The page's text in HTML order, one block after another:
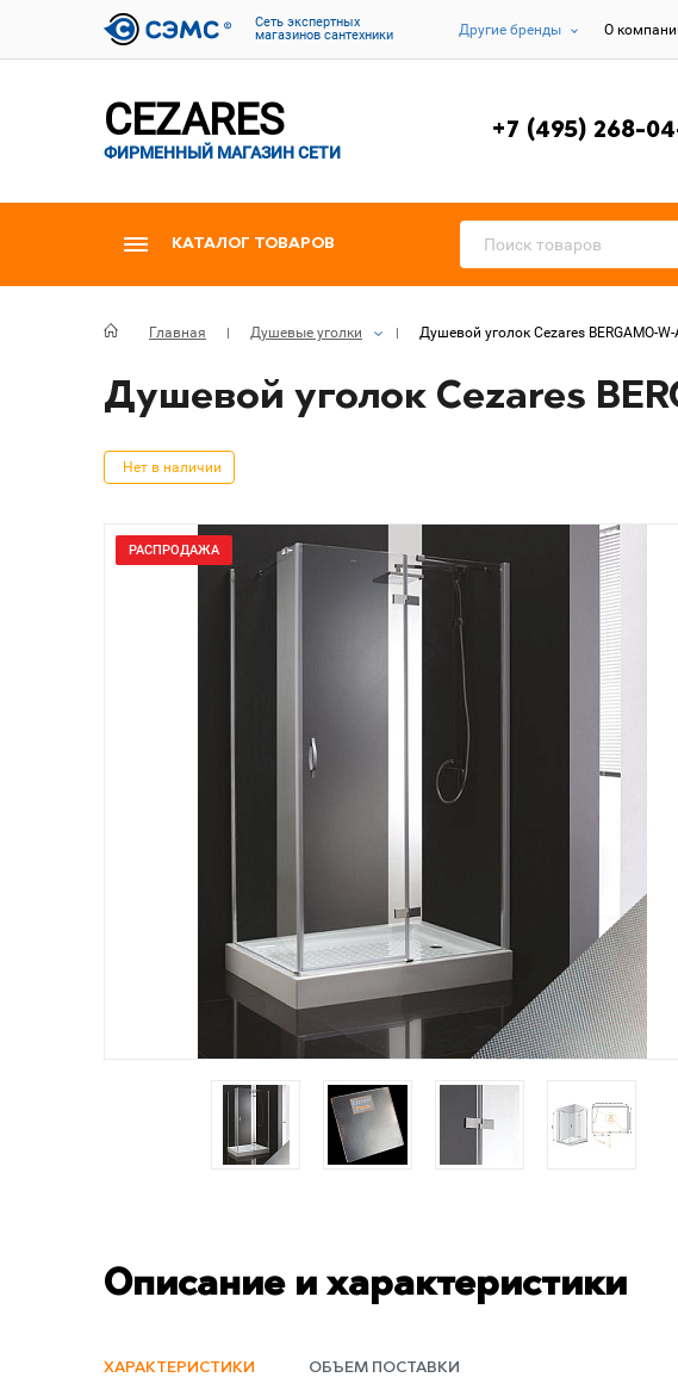
Cеть экспертных
магазинов сантехники
Другие бренды О
CEZARES
ФИРМЕННЫЙ МАГАЗИН СЕТИ
+7 (495) 268-
КАТАЛОГ ТОВАРОВ
Главная Душевые уголки Душевой уголок Cezares BERGAMO-
Душевой уголок Cezares
Нет в наличии
РАСПРОДАЖА
Описание и характеристики
ХАРАКТЕРИСТИКИ ОБЪЕМ ПОСТАВКИ